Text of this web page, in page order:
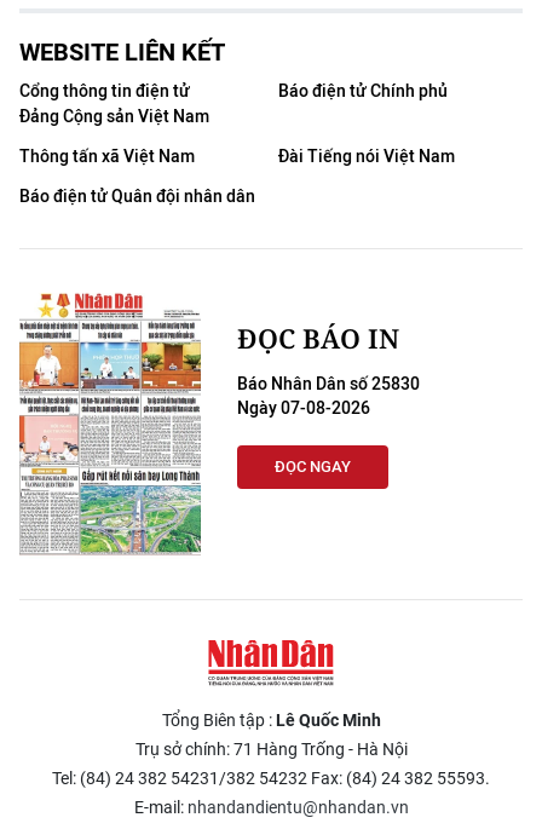
WEBSITE LIÊN KẾT
Cổng thông tin điện tử
Đảng Cộng sản Việt Nam
Báo điện tử Chính phủ
Thông tấn xã Việt Nam
Đài Tiếng nói Việt Nam
Báo điện tử Quân đội nhân dân
ĐỌC BÁO IN
Báo Nhân Dân số 25830
Ngày 07-08-2026
ĐỌC NGAY
Tổng Biên tập :Lê Quốc Minh
Trụ sở chính: 71 Hàng Trống - Hà Nội
Tel: (84) 24 382 54231/382 54232 Fax: (84) 24 382 55593.
E-mail: nhandandientu@nhandan.vn